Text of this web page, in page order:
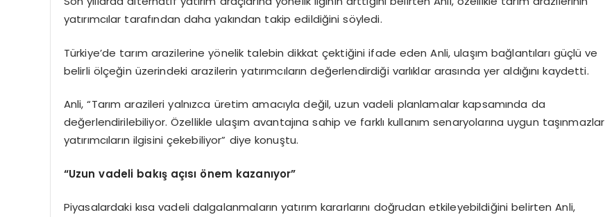
yatırımcılar tarafından daha yakından takip edildiğini söyledi.
Türkiye’de tarım arazilerine yönelik talebin dikkat çektiğini ifade eden Anli, ulaşım bağlantıları güçlü ve
belirli ölçeğin üzerindeki arazilerin yatırımcıların değerlendirdiği varlıklar arasında yer aldığını kaydetti.
Anli, “Tarım arazileri yalnızca üretim amacıyla değil, uzun vadeli planlamalar kapsamında da
değerlendirilebiliyor. Özellikle ulaşım avantajına sahip ve farklı kullanım senaryolarına uygun taşınmazlar
yatırımcıların ilgisini çekebiliyor” diye konuştu.
“Uzun vadeli bakış açısı önem kazanıyor”
Piyasalardaki kısa vadeli dalgalanmaların yatırım kararlarını doğrudan etkileyebildiğini belirten Anli,